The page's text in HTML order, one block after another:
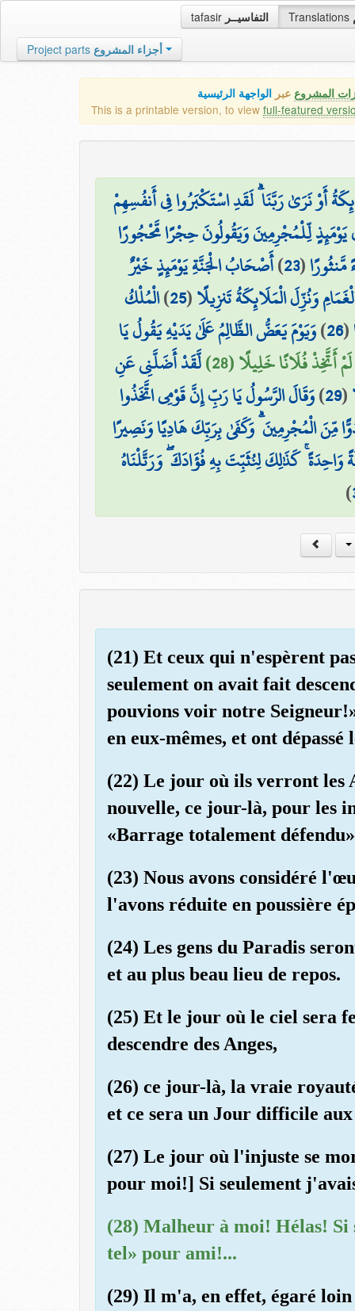
tafasir التفاسيــر Translations
Project parts أجزاء المشروع
المشروع عبر الواجهة الرئيسية
This is a printable version, to view full-featured
أَوْ نَرَىٰ رَبَّنَا ۗ لَقَدِ اسْتَكْبَرُوا فِي أَنفُسِهِمْ
لِّلْمُجْرِمِينَ وَيَقُولُونَ حِجْرًا مَّحْجُورًا
(
23
)أَصْحَابُ الْجَنَّةِ يَوْمَئِذٍ خَيْرٌ
وَنُزِّلَ الْمَلَائِكَةُ تَنزِيلًا(
25
)الْمُلْكُ
(
26
)وَيَوْمَ يَعَضُّ الظَّالِمُ عَلَىٰ يَدَيْهِ يَقُولُ يَا
أَتَّخِذْ فُلَانًا خَلِيلًا (28)
لَّقَدْ أَضَلَّنِي عَنِ
(
29
)وَقَالَ الرَّسُولُ يَا رَبِّ إِنَّ قَوْمِي اتَّخَذُوا
مِّنَ الْمُجْرِمِينَ ۗ وَكَفَىٰ بِرَبِّكَ هَادِيًا وَنَصِيرًا
وَاحِدَةً ۚ كَذَٰلِكَ لِنُثَبِّتَ بِهِ فُؤَادَكَ ۖ وَرَتَّلْنَاهُ
)
(21) Et ceux qui n'espèrent
seulement on avait fait
pouvions voir notre
en eux-mêmes, et ont
(22) Le jour où ils verront les
nouvelle, ce jour-là, pour les
«Barrage totalement
(23) Nous avons considéré
l'avons réduite en poussière
(24) Les gens du Paradis
et au plus beau lieu de repos.
(25) Et le jour où le ciel sera
descendre des Anges,
(26) ce jour-là, la vraie
et ce sera un Jour difficile
(27) Le jour où l'injuste se
pour moi!] Si seulement
(28) Malheur à moi! Hélas! Si
tel» pour ami!...
(29) Il m'a, en effet, égaré